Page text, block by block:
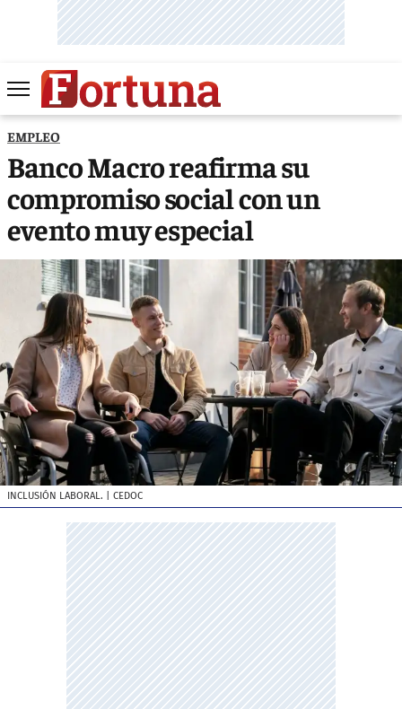
EMPLEO
Banco Macro reafirma su
compromiso social con un
evento muy especial
INCLUSIÓN LABORAL. | CEDOC